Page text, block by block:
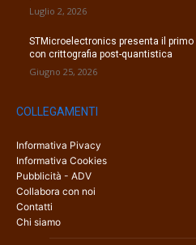
Luglio 2, 2026
STMicroelectronics presenta il
con crittografia post-quantistica
Giugno 25, 2026
COLLEGAMENTI
Informativa Pivacy
Informativa Cookies
Pubblicità - ADV
Collabora con noi
Contatti
Chi siamo